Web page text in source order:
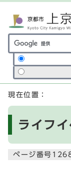
サイト内検索の範
ここから本文です
現在位置：
ライフ
ページ番号